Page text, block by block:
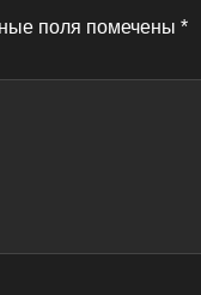
поля помечены *